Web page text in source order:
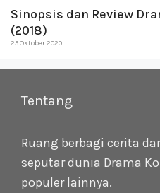
Sinopsis dan Review
(2018)
25 Oktober 2020
Tentang
Ruang berbagi cerita
seputar dunia Drama
populer lainnya.